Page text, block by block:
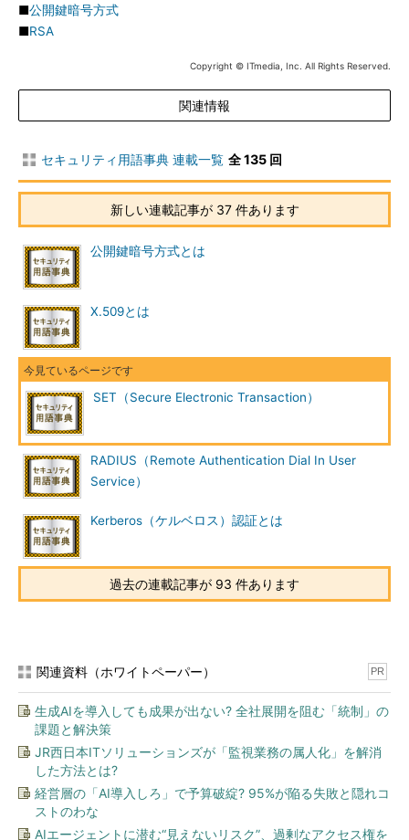
■公開鍵暗号方式
■RSA
Copyright © ITmedia, Inc. All Rights Reserved.
関連情報
セキュリティ用語事典 連載一覧 全 135 回
新しい連載記事が 37 件あります
公開鍵暗号方式とは
X.509とは
SET（Secure Electronic Transaction）
RADIUS（Remote Authentication Dial In User
Service）
Kerberos（ケルベロス）認証とは
過去の連載記事が 93 件あります
関連資料（ホワイトペーパー） PR
生成AIを導入しても成果が出ない? 全社展開を阻む「統制」の
課題と解決策
JR西日本ITソリューションズが「監視業務の属人化」を解消
した方法とは?
経営層の「AI導入しろ」で予算破綻? 95%が陥る失敗と隠れコ
ストのわな
AIエージェントに潜む“見えないリスク”、過剰なアクセス権を